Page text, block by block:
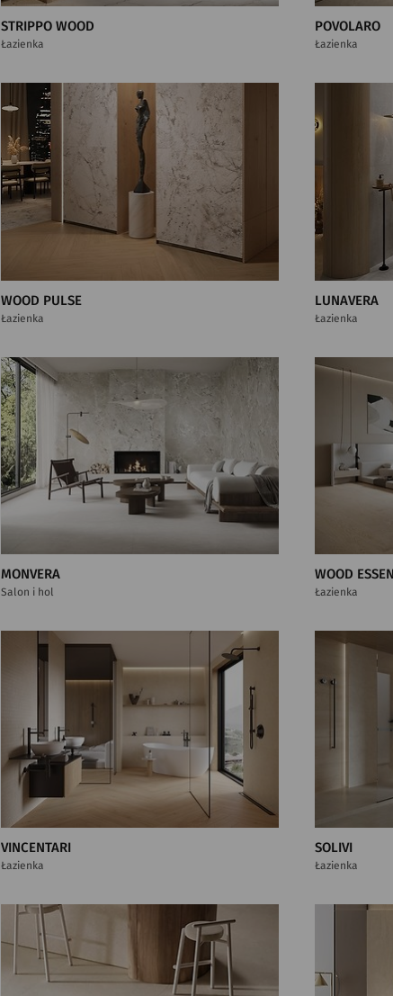
STRIPPO WOOD
Łazienka
POVOLARO
Łazienka
WOOD PULSE
Łazienka
LUNAVERA
Łazienka
MONVERA
Salon i hol
WOOD
Łazienka
VINCENTARI
Łazienka
SOLIVI
Łazienka